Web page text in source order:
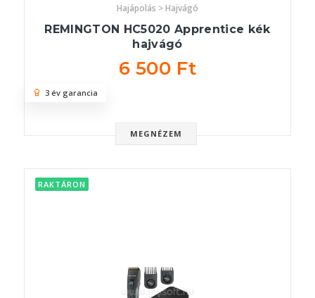
Hajápolás > Hajvágó
REMINGTON HC5020 Apprentice kék
hajvágó
6 500 Ft
MEGNÉZEM
3 év garancia
RAKTÁRON